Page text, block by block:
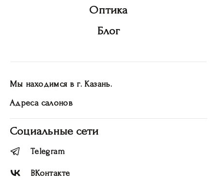
Оптика
Блог
Мы находимся в г. Казань.
Адреса салонов
Социальные сети
Telegram
ВКонтакте